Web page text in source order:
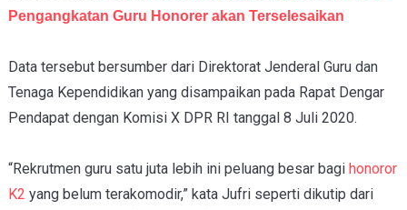
Pengangkatan Guru Honorer akan Terselesaikan
Data tersebut bersumber dari Direktorat Jenderal Guru dan
Tenaga Kependidikan yang disampaikan pada Rapat Dengar
Pendapat dengan Komisi X DPR RI tanggal 8 Juli 2020.
“Rekrutmen guru satu juta lebih ini peluang besar bagi honoror
K2 yang belum terakomodir,” kata Jufri seperti dikutip dari